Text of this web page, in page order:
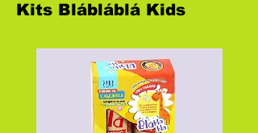
Kits Blábláblá Kids